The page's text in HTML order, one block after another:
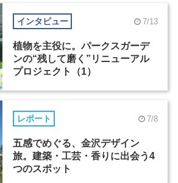
インタビュー 7/13
植物を主役に。パークスガーデ
ンの“残して磨く”リニューアル
プロジェクト（1）
レポート 7/8
五感でめぐる、金沢デザイン
旅。建築・工芸・香りに出会う4
つのスポット